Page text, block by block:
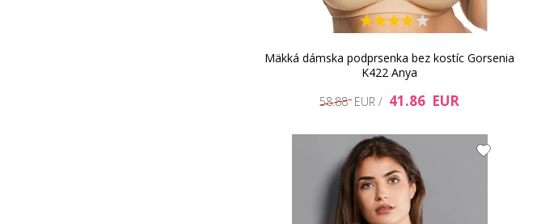
Mäkká dámska podprsenka bez kostíc Gorsenia
K422 Anya
58.88 EUR / 41.86 EUR